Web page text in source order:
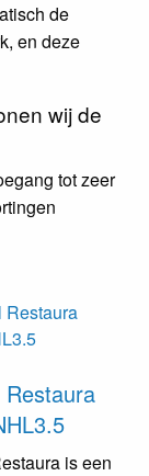
de
en deze
wij de
tot zeer
is een